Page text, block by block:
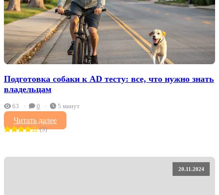
Подготовка собаки к AD тесту: все, что нужно знать
владельцам
63 0 5 минут
Читать далее
(3)
20.11.2024